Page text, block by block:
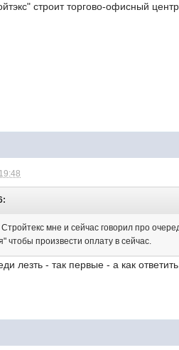
строит торгово-офисный
мне и сейчас говорил про
чтобы произвести оплату в сейчас.
лезть - так первые - а как ответить